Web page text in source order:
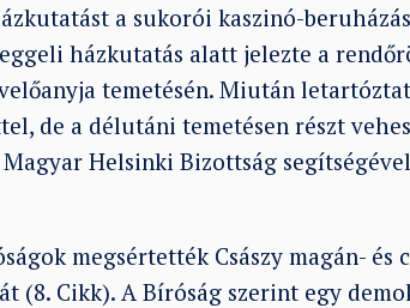
a sukorói kaszinó-
házkutatás alatt jelezte a
temetésén. Miután
de a délutáni temetésen részt
Helsinki Bizottság
megsértették Császy magán- és
(8. Cikk). A Bíróság szerint egy